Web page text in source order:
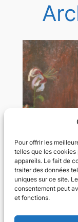
Pour offrir les
telles que les
appareils. Le fait de
traiter des données
uniques sur ce site.
consentement peut
et fonctions.